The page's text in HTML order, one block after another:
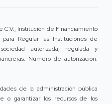
C.V., Institución de Financiamiento
Regular las Instituciones de
autorizada, regulada y
Número de autorización:
de la administración pública
o garantizar los recursos de los